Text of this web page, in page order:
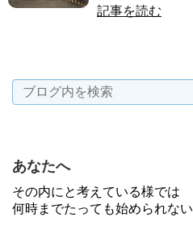
記事を読む
あなたへ
その内にと考えている様では
何時までたっても始められない